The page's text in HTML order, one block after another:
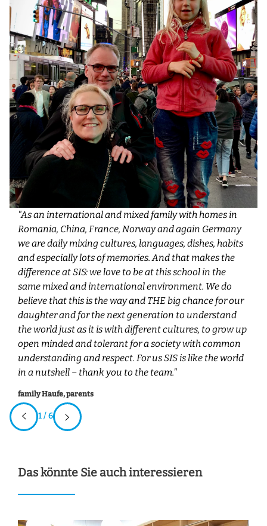
"As an international and mixed family with homes in
Romania, China, France, Norway and again Germany
we are daily mixing cultures, languages, dishes, habits
and especially lots of memories. And that makes the
difference at SIS: we love to be at this school in the
same mixed and international environment. We do
believe that this is the way and THE big chance for our
daughter and for the next generation to understand
the world just as it is with different cultures, to grow up
open minded and tolerant for a society with common
understanding and respect. For us SIS is like the world
in a nutshell – thank you to the team."
family Haufe, parents
1 / 6
Das könnte Sie auch interessieren